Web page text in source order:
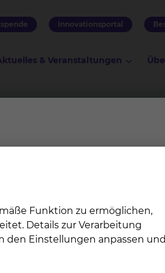
Innovationsportal
& Veranstaltungen
Als Akademisches
Funktion zu ermöglichen,
Details zur Verarbeitung
den Einstellungen anpassen und